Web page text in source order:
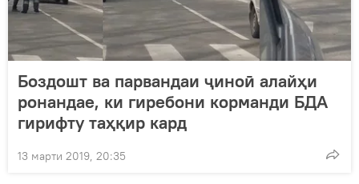
Боздошт ва парвандаи ҷиноӣ алайҳи
ронандае, ки гиребони корманди БДА
гирифту таҳқир кард
13 марти 2019, 20:35